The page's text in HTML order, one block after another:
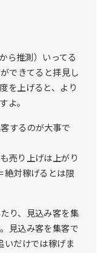
ら推測）いってる
できてると拝見し
を上げると、より
よ。
するのが大事で
売り上げは上がり
絶対稼げるとは限
り、見込み客を集
見込み客を集客で
いだけでは稼げま